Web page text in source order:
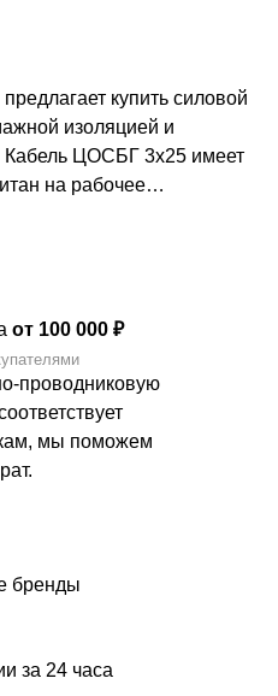
купить силовой
изоляцией и
Кабель ЦОСБГ 3х25 имеет
на рабочее
продукции
производителей и
низкие цены за счет
как ОАО
ОАО «ЭКЗ».
более 70000
продукции.
3х25 обеспечивается
складов по всей России.
от 100 000 ₽
проводниковую
мы поможем
бренды
за 24 часа